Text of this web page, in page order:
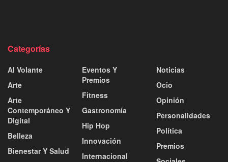
Categorías
Al Volante
Arte
Arte
Contemporáneo Y
Digital
Belleza
Bienestar Y Salud
Eventos Y
Premios
Fitness
Gastronomía
Hip Hop
Innovación
Internacional
Noticias
Ocio
Opinión
Personalidades
Política
Premios